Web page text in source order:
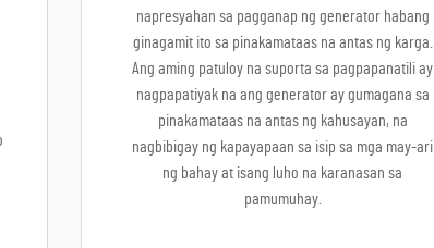
napresyahan sa pagganap ng generator habang
ginagamit ito sa pinakamataas na antas ng karga.
Ang aming patuloy na suporta sa pagpapanatili ay
nagpapatiyak na ang generator ay gumagana sa
pinakamataas na antas ng kahusayan, na
nagbibigay ng kapayapaan sa isip sa mga may-ari
ng bahay at isang luho na karanasan sa
pamumuhay.